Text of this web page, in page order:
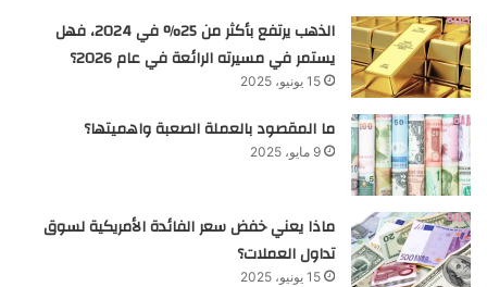
الذهب يرتفع بأكثر من 25% في 2024، فهل
يستمر في مسيرته الرائعة في عام 2026؟
15 يونيو، 2025
ما المقصود بالعملة الصعبة واهميتها؟
9 مايو، 2025
ماذا يعني خفض سعر الفائدة الأمريكية لسوق
تداول العملات؟
15 يونيو، 2025